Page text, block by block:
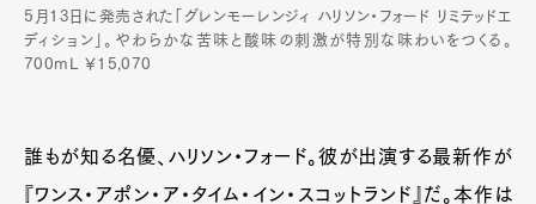
5月13日に発売された「グレンモーレンジィ ハリソン・フォード リミテッドエ
ディション」。やわらかな苦味と酸味の刺激が特別な味わいをつくる。
700mL ￥15,070
誰もが知る名優、ハリソン・フォード。彼が出演する最新作が
『ワンス・アポン・ア・タイム・イン・スコットランド』だ。本作は